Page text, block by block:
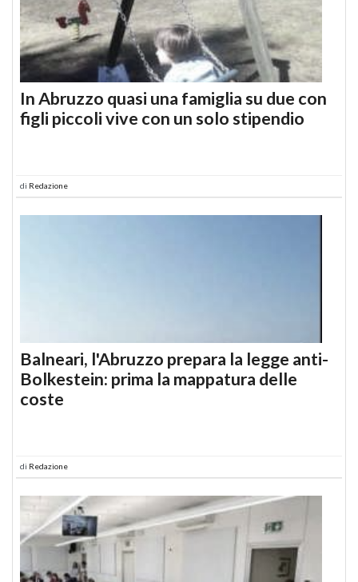
In Abruzzo quasi una famiglia su due con
figli piccoli vive con un solo stipendio
di Redazione
Balneari, l'Abruzzo prepara la legge anti-
Bolkestein: prima la mappatura delle
coste
di Redazione